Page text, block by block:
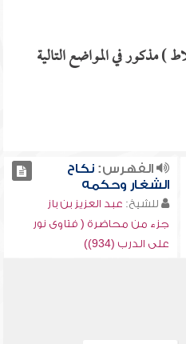
) مذكور في المواضع التالية
الفهرس:نكاح
الشغار وحكمه
للشيخ: عبد العزيز بن باز
جزء من محاضرة ( فتاوى نور
على الدرب (934))